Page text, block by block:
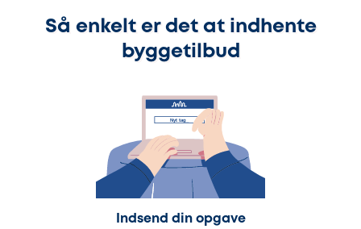
Så enkelt er det at indhente
byggetilbud
Indsend din opgave